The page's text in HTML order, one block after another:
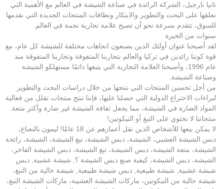
تانيا نارجيل، الشركة الرائدة في صناعة الشيشة في العالم مع الأهمية التي
نعلقها على البحث والتطوير والابتكار ونطاقات المنتجات الجديدة التي نقدمها
للسوق، تتقدم بسرعة نحو أن تصبح علامة تجارية نجمة في العالم.
سنوات من الخبرة
لقد أصبحنا عنوان أولئك الذين يصنعون اتجاهات مختلفة للشيشة كل عام، مع
قوة كوننا رائدين في تركيا والعالم بتجاربنا المتفوقة وتجاربنا المتفوقة منذ
عام 1996، وأصبحنا العلامة التجارية التي يتبعها دائمًا مستهلكو الشيشة
وصناعة الشيشة.
من أجل تحسين المنتجات التي ننتجها من خلال دراسات البحث والتطوير
لبراءات الاختراع الدولية التي حصلنا عليها، فإننا ننتج منتجات تقلل من فعالية
المواد الضارة في الشيشة، مما يجعل ثقافة الشيشة غير ضارة وأكثر متعة.
منتجاتنا لا تحتوي على التبغ أو النيكوتين!
لا يمكن بيعها للأشخاص الذين تقل أعمارهم عن 18 عامًا! ليمون بالنعناع،
دبس الشيشة العشبي، الشيشة، دبس الشيشة، تبغ الشيشة، الشيشة، رائحة
الشيشة، متعة الشيشة، دبس الشيشة، تبغ الشيشة، دبس الشيشة الفاخر،
الشيشة، دبس الشيشة، كيفية صنع دبس الشيشة ؟, شيشة عشبية, دبس
شيشة عشبية, شيشة طبيعية, دبس شيشة طبيعية, شيشة خالية من التبغ،
شيشة خالية من النيكوتين، ماركات الشيشة العشبية، ماركات الشيشة التبغ،